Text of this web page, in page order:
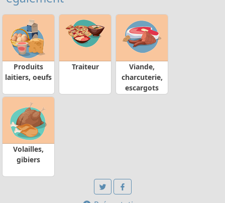
Produits
laitiers, oeufs
Traiteur
Viande,
charcuterie,
escargots
Volailles,
gibiers